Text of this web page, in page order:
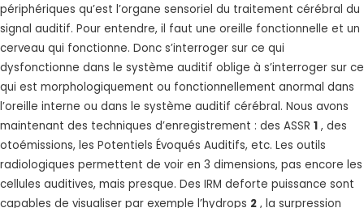
périphériques qu’est l’organe sensoriel du traitement cérébral du
signal auditif. Pour entendre, il faut une oreille fonctionnelle et un
cerveau qui fonctionne. Donc s’interroger sur ce qui
dysfonctionne dans le système auditif oblige à s’interroger sur ce
qui est morphologiquement ou fonctionnellement anormal dans
l’oreille interne ou dans le système auditif cérébral. Nous avons
maintenant des techniques d’enregistrement : des ASSR 1 , des
otoémissions, les Potentiels Évoqués Auditifs, etc. Les outils
radiologiques permettent de voir en 3 dimensions, pas encore les
cellules auditives, mais presque. Des IRM deforte puissance sont
capables de visualiser par exemple l’hydrops 2 , la surpression